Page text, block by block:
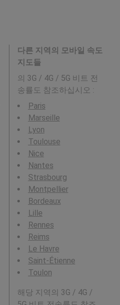
다른 지역의 모바일 속도
지도들
의 3G / 4G / 5G 비트 전
송률도 참조하십시오 :
Paris
Marseille
Lyon
Toulouse
Nice
Nantes
Strasbourg
Montpellier
Bordeaux
Lille
Rennes
Reims
Le Havre
Saint-Étienne
Toulon
해당 지역의 3G / 4G /